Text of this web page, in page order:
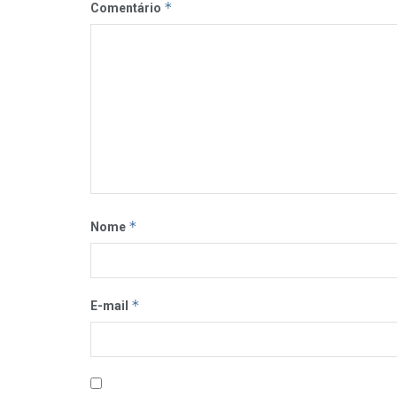
Comentário *
Nome *
E-mail *